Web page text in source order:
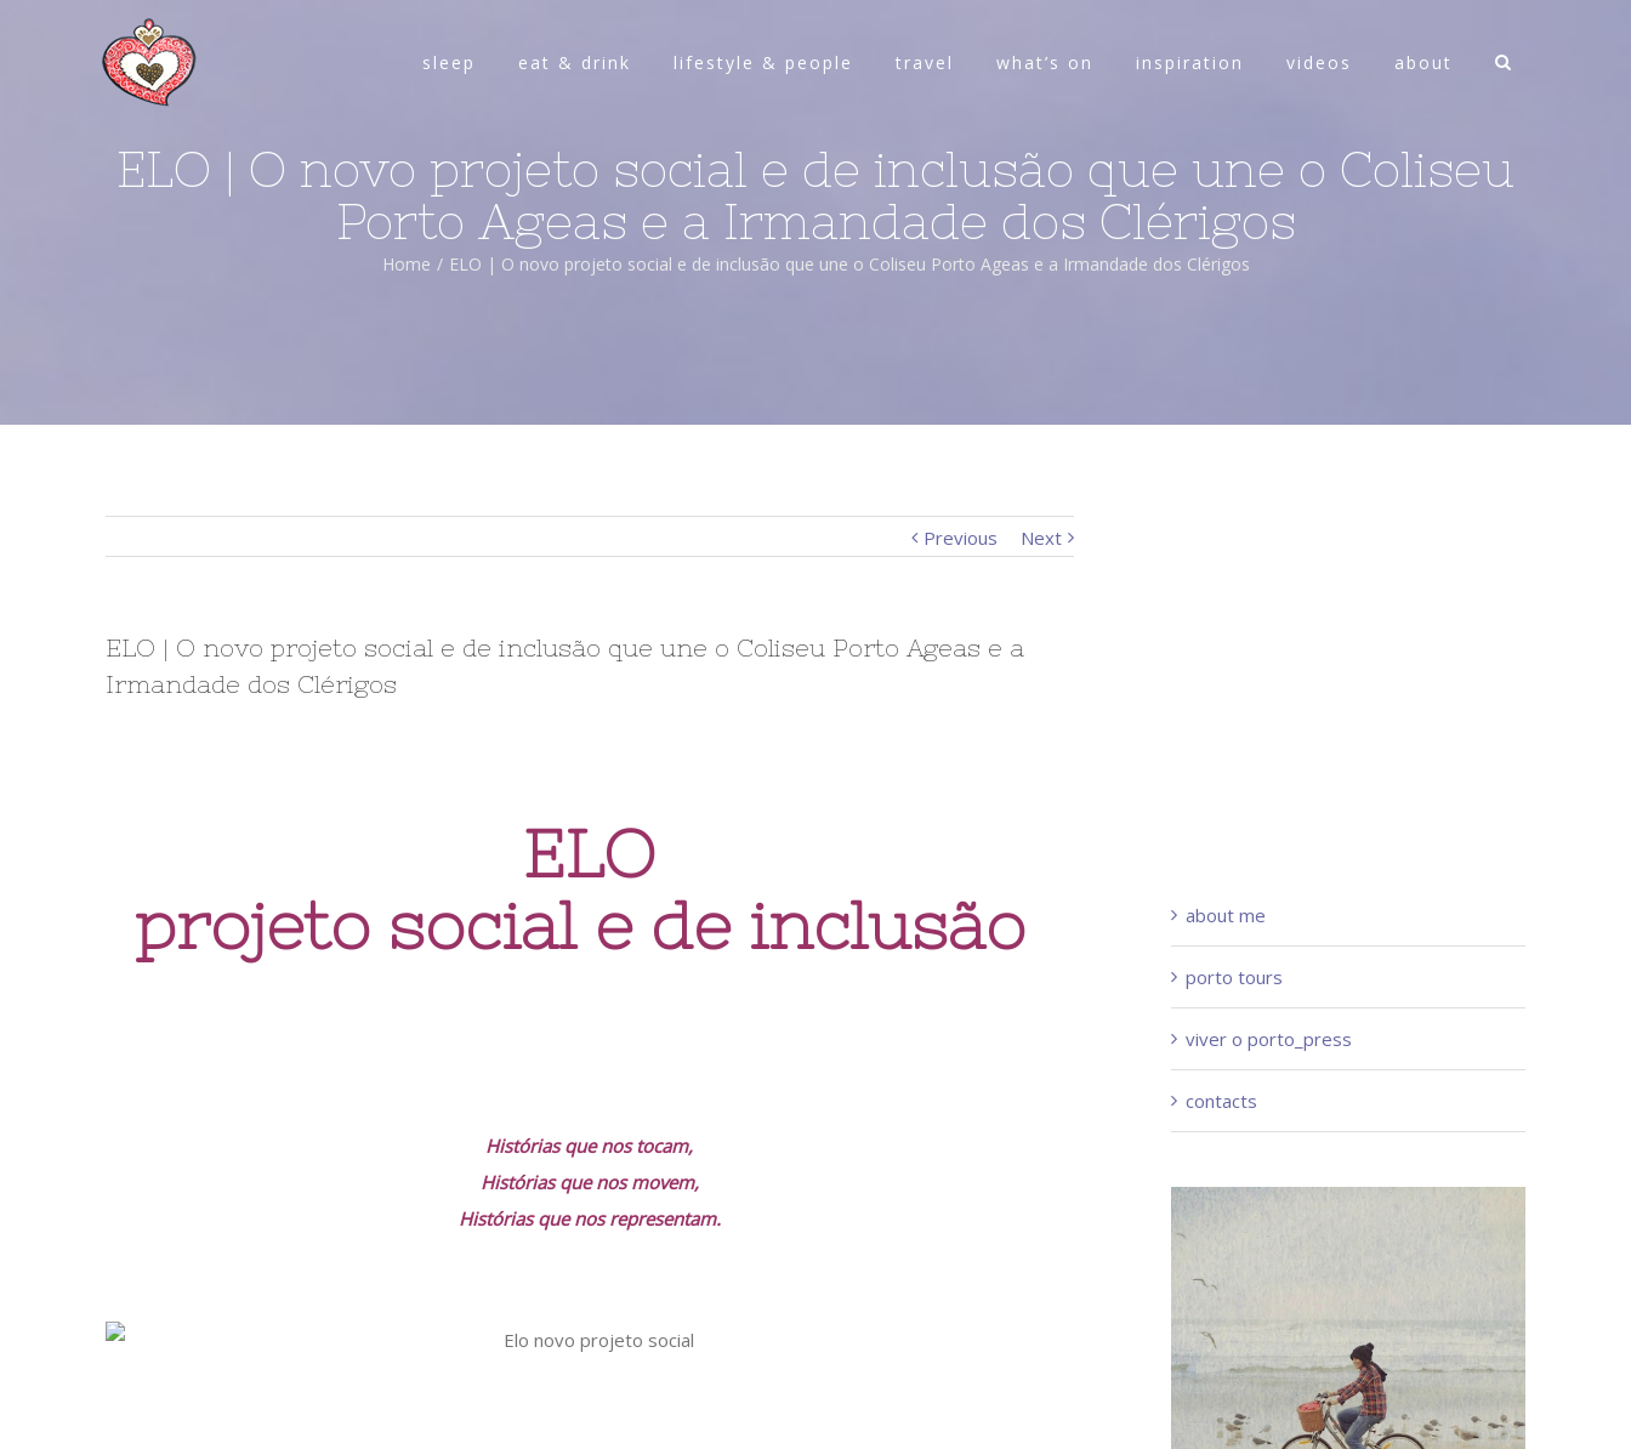
sleep eat & drink lifestyle & people travel what’s on inspiration videos about
ELO | O novo projeto social e de inclusão que une o Coliseu
Porto Ageas e a Irmandade dos Clérigos
Home / ELO | O novo projeto social e de inclusão que une o Coliseu Porto Ageas e a Irmandade dos Clérigos
Previous Next
ELO | O novo projeto social e de inclusão que une o Coliseu Porto Ageas e a
Irmandade dos Clérigos
ELO
projeto social e de inclusão
Histórias que nos tocam,
Histórias que nos movem,
Histórias que nos representam.
about me
porto tours
viver o porto_press
contacts